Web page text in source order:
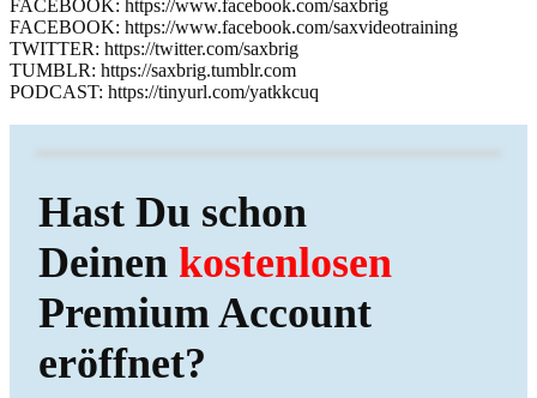
FACEBOOK: https://www.facebook.com/saxbrig
FACEBOOK: https://www.facebook.com/saxvideotraining
TWITTER: https://twitter.com/saxbrig
TUMBLR: https://saxbrig.tumblr.com
PODCAST: https://tinyurl.com/yatkkcuq
Hast Du schon
Deinen kostenlosen
Premium Account
eröffnet?